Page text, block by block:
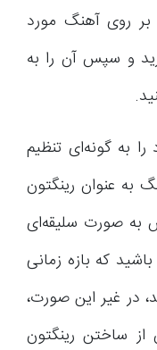
روی آهنگ مورد
و سپس آن را به
به گونه‌ای تنظیم
به عنوان رینگتون
به صورت سلیقه‌ای
که بازه زمانی
ثانیه باشد، در غیر این صورت،
ساختن رینگتون